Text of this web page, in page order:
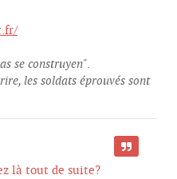
se construyen".
les soldats éprouvés sont
là tout de suite?
CITER